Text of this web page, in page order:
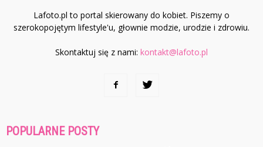
Lafoto.pl to portal skierowany do kobiet. Piszemy o
szerokopojętym lifestyle'u, głownie modzie, urodzie i zdrowiu.
Skontaktuj się z nami: kontakt@lafoto.pl
POPULARNE POSTY